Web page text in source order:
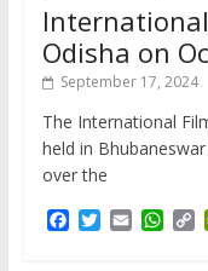
Odisha on
September 17, 2024
The International
held in
over the
F
T
E
W C